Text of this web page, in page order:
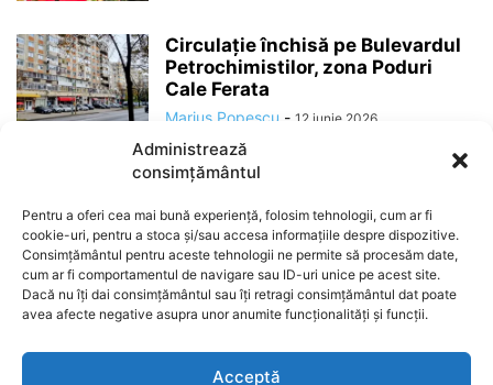
Administrează
consimțământul
Pentru a oferi cea mai bună experiență, folosim tehnologii, cum ar fi
cookie-uri, pentru a stoca și/sau accesa informațiile despre dispozitive.
Consimțământul pentru aceste tehnologii ne permite să procesăm date,
cum ar fi comportamentul de navigare sau ID-uri unice pe acest site.
Dacă nu îți dai consimțământul sau îți retragi consimțământul dat poate
avea afecte negative asupra unor anumite funcționalități și funcții.
Acceptă
Circulație închisă pe Bulevardul
Petrochimistilor, zona Poduri
Cale Ferata
Marius Popescu - 12 iunie 2026